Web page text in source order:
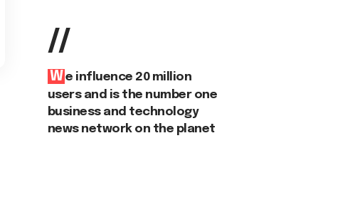
//
W e influence 20 million
users and is the number one
business and technology
news network on the planet